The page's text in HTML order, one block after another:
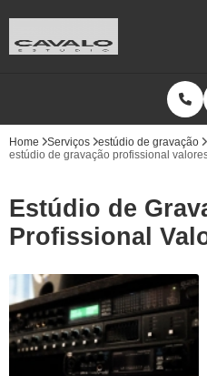
Home Serviços estúdio de gravação
estúdio de gravação profissional
Estúdio de
Profissional